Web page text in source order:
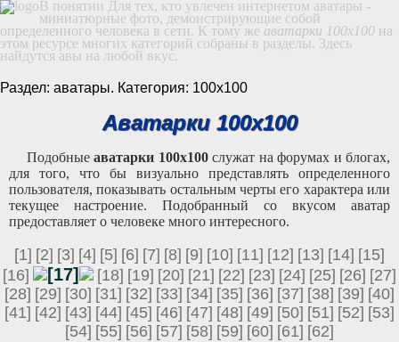
В понятии Для тех, кто увлечен интернетом аватары -
миниатюрные фото, демонстрирующие собой
определенного человека в сети. К тому же аватарки 100x100 на
этом ресурсе многих категорий собраны в разделы. Здесь
найдутся авы на любой вкус.
Раздел: аватары. Категория: 100х100
Аватарки 100x100
Подобныеаватарки 100x100служат на форумах и блогах,
для того, что бы визуально представлять определенного
пользователя, показывать остальным черты его характера или
текущее настроение. Подобранный со вкусом аватар
предоставляет о человеке много интересного.
[1] [2] [3] [4] [5] [6] [7] [8] [9] [10] [11] [12] [13] [14] [15]
[16]
[17] [18] [19] [20] [21] [22] [23] [24] [25] [26] [27]
[28] [29] [30] [31] [32] [33] [34] [35] [36] [37] [38] [39] [40]
[41] [42] [43] [44] [45] [46] [47] [48] [49] [50] [51] [52] [53]
[54] [55] [56] [57] [58] [59] [60] [61] [62]